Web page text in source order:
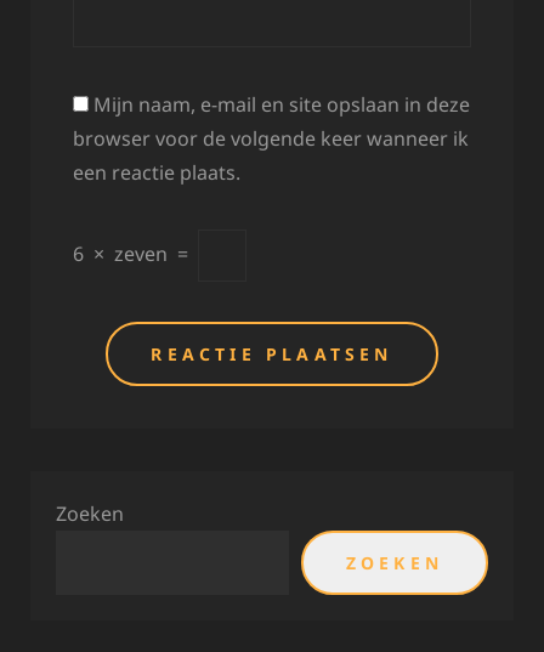
Mijn naam, e-mail en site opslaan in deze
browser voor de volgende keer wanneer ik
een reactie plaats.
6 × zeven =
Zoeken
ZOEKEN